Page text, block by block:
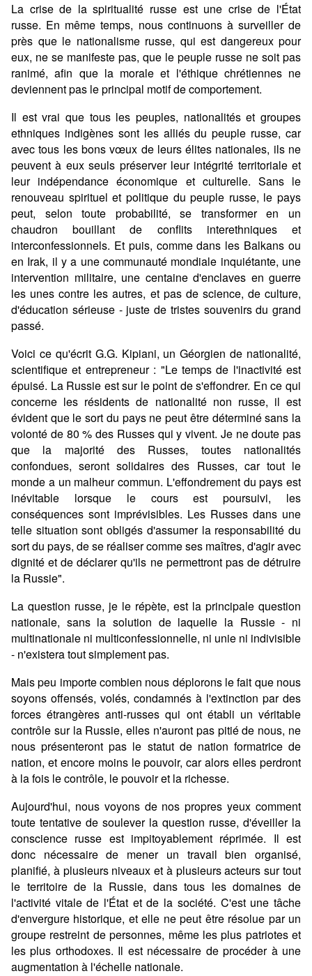
La crise de la spiritualité russe est une crise de l'État
russe. En même temps, nous continuons à surveiller de
près que le nationalisme russe, qui est dangereux pour
eux, ne se manifeste pas, que le peuple russe ne soit pas
ranimé, afin que la morale et l'éthique chrétiennes ne
deviennent pas le principal motif de comportement.
Il est vrai que tous les peuples, nationalités et groupes
ethniques indigènes sont les alliés du peuple russe, car
avec tous les bons vœux de leurs élites nationales, ils ne
peuvent à eux seuls préserver leur intégrité territoriale et
leur indépendance économique et culturelle. Sans le
renouveau spirituel et politique du peuple russe, le pays
peut, selon toute probabilité, se transformer en un
chaudron bouillant de conflits interethniques et
interconfessionnels. Et puis, comme dans les Balkans ou
en Irak, il y a une communauté mondiale inquiétante, une
intervention militaire, une centaine d'enclaves en guerre
les unes contre les autres, et pas de science, de culture,
d'éducation sérieuse - juste de tristes souvenirs du grand
passé.
Voici ce qu'écrit G.G. Kipiani, un Géorgien de nationalité,
scientifique et entrepreneur : "Le temps de l'inactivité est
épuisé. La Russie est sur le point de s'effondrer. En ce qui
concerne les résidents de nationalité non russe, il est
évident que le sort du pays ne peut être déterminé sans la
volonté de 80 % des Russes qui y vivent. Je ne doute pas
que la majorité des Russes, toutes nationalités
confondues, seront solidaires des Russes, car tout le
monde a un malheur commun. L'effondrement du pays est
inévitable lorsque le cours est poursuivi, les
conséquences sont imprévisibles. Les Russes dans une
telle situation sont obligés d'assumer la responsabilité du
sort du pays, de se réaliser comme ses maîtres, d'agir avec
dignité et de déclarer qu'ils ne permettront pas de détruire
la Russie".
La question russe, je le répète, est la principale question
nationale, sans la solution de laquelle la Russie - ni
multinationale ni multiconfessionnelle, ni unie ni indivisible
- n'existera tout simplement pas.
Mais peu importe combien nous déplorons le fait que nous
soyons offensés, volés, condamnés à l'extinction par des
forces étrangères anti-russes qui ont établi un véritable
contrôle sur la Russie, elles n'auront pas pitié de nous, ne
nous présenteront pas le statut de nation formatrice de
nation, et encore moins le pouvoir, car alors elles perdront
à la fois le contrôle, le pouvoir et la richesse.
Aujourd'hui, nous voyons de nos propres yeux comment
toute tentative de soulever la question russe, d'éveiller la
conscience russe est impitoyablement réprimée. Il est
donc nécessaire de mener un travail bien organisé,
planifié, à plusieurs niveaux et à plusieurs acteurs sur tout
le territoire de la Russie, dans tous les domaines de
l'activité vitale de l'État et de la société. C'est une tâche
d'envergure historique, et elle ne peut être résolue par un
groupe restreint de personnes, même les plus patriotes et
les plus orthodoxes. Il est nécessaire de procéder à une
augmentation à l'échelle nationale.